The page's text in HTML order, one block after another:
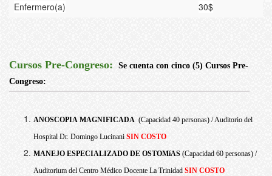
Enfermero(a) 30$
Cursos Pre-Congreso:
Se cuenta con cinco (5) Cursos Pre-
Congreso:
ANOSCOPIA MAGNIFICADA (Capacidad 40 personas) / Auditorio del
Hospital Dr. Domingo Lucinani SIN COSTO
MANEJO ESPECIALIZADO DE OSTOMíAS (Capacidad 60 personas) /
Auditorium del Centro Médico Docente La Trinidad SIN COSTO